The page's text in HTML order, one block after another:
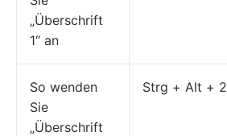
„Überschrift
1“ an
So wenden
Sie
„Überschrift
Strg + Alt + 2